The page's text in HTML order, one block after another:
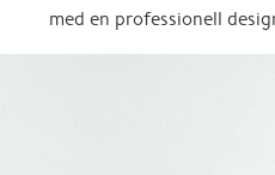
med en professionell